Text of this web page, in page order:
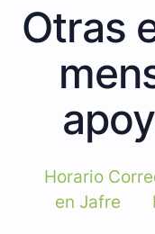
Otras
Horario
en Jafre